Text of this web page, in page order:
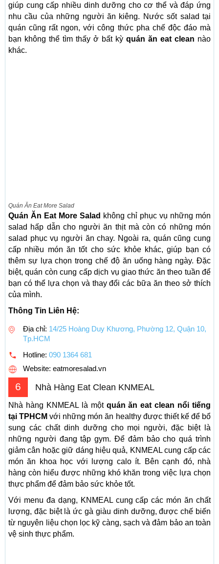
giúp cung cấp nhiều dinh dưỡng cho cơ thể và đáp ứng
nhu cầu của những người ăn kiêng. Nước sốt salad tại
quán cũng rất ngon, với công thức pha chế độc đáo mà
bạn không thể tìm thấy ở bất kỳ quán ăn eat clean nào
khác.
Quán Ăn Eat More Salad
Quán Ăn Eat More Salad không chỉ phục vụ những món
salad hấp dẫn cho người ăn thịt mà còn có những món
salad phục vụ người ăn chay. Ngoài ra, quán cũng cung
cấp nhiều món ăn tốt cho sức khỏe khác, giúp bạn có
thêm sự lựa chọn trong chế độ ăn uống hàng ngày. Đặc
biệt, quán còn cung cấp dịch vụ giao thức ăn theo tuần để
bạn có thể lựa chọn và thay đổi các bữa ăn theo sở thích
của mình.
Thông Tin Liên Hệ:
Địa chỉ: 14/25 Hoàng Duy Khương, Phường 12, Quận 10,
Tp.HCM
Hotline: 090 1364 681
Website: eatmoresalad.vn
6 Nhà Hàng Eat Clean KNMEAL
Nhà hàng KNMEAL là mộtquán ăn eat clean nổi tiếng
tại TPHCM với những món ăn healthy được thiết kế để bổ
sung các chất dinh dưỡng cho mọi người, đặc biệt là
những người đang tập gym. Để đảm bảo cho quá trình
giảm cân hoặc giữ dáng hiệu quả, KNMEAL cung cấp các
món ăn khoa học với lượng calo ít. Bên cạnh đó, nhà
hàng còn hiểu được những khó khăn trong việc lựa chọn
thực phẩm để đảm bảo sức khỏe tốt.
Với menu đa dạng, KNMEAL cung cấp các món ăn chất
lượng, đặc biệt là ức gà giàu dinh dưỡng, được chế biến
từ nguyên liệu chọn lọc kỹ càng, sạch và đảm bảo an toàn
vệ sinh thực phẩm.